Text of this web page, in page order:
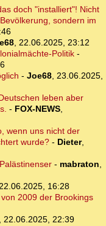
doch "installiert"! Nicht
sondern im
, 22.06.2025, 23:12
Politik-
- Joe68, 23.06.2025,
leben aber
- FOX-NEWS,
wenn uns nicht der
wurde? - Dieter,
- mabraton,
16:28
2009 der Brookings
22.06.2025, 22:39